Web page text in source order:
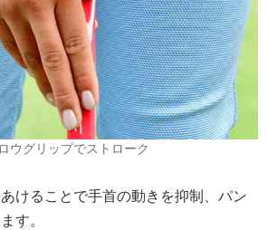
ウグリップでストローク
けることで手首の動きを抑制、パン
す。